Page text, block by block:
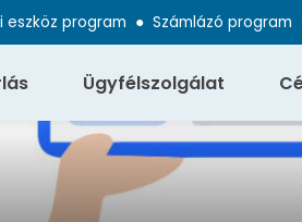
eszköz program ● Számlázó program
Ügyfélszolgálat